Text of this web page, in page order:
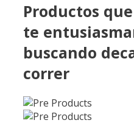
Productos
te
buscando
correr